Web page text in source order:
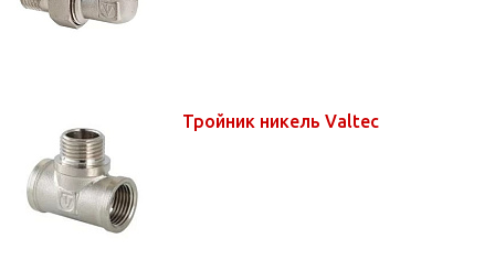
Тройник никель Valtec